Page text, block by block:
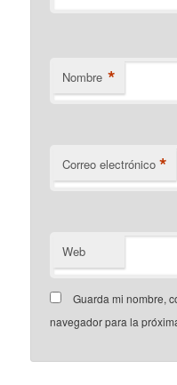
Nombre *
Correo electrónico *
Web
Guarda mi nombre,
navegador para la